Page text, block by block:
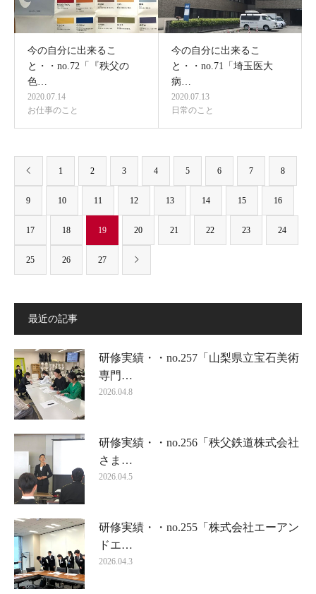
今の自分に出来るこ
と・・no.72「『秩父の
色…
2020.07.14
お仕事のこと
今の自分に出来るこ
と・・no.71「埼玉医大
病…
2020.07.13
日常のこと
1 2 3 4 5 6 7 8
9 10 11 12 13 14 15 16
17 18 19 20 21 22 23 24
25 26 27
最近の記事
研修実績・・no.257「山梨県立宝石美術
専門…
2026.04.8
研修実績・・no.256「秩父鉄道株式会社
さま…
2026.04.5
研修実績・・no.255「株式会社エーアン
ドエ…
2026.04.3